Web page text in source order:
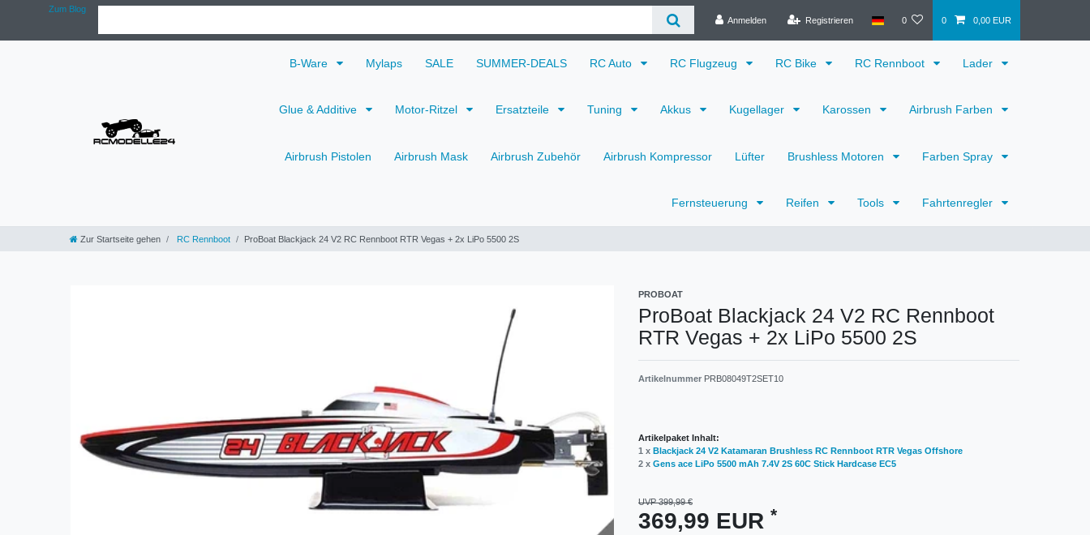
Zum Blog
Anmelden
Registrieren 0 0 0,00 EUR
B-Ware Mylaps SALE SUMMER-DEALS RC Auto RC Flugzeug RC Bike RC Rennboot Lader
Glue & Additive Motor-Ritzel Ersatzteile Tuning Akkus Kugellager Karossen Airbrush Farben
Airbrush Pistolen Airbrush Mask Airbrush Zubehör Airbrush Kompressor Lüfter Brushless Motoren Farben Spray
Fernsteuerung Reifen Tools Fahrtenregler
Zur Startseite gehen RC Rennboot ProBoat Blackjack 24 V2 RC Rennboot RTR Vegas + 2x LiPo 5500 2S
PROBOAT
ProBoat Blackjack 24 V2 RC Rennboot
RTR Vegas + 2x LiPo 5500 2S
Artikelnummer PRB08049T2SET10
Artikelpaket Inhalt:
1 x Blackjack 24 V2 Katamaran Brushless RC Rennboot RTR Vegas Offshore
2 x Gens ace LiPo 5500 mAh 7.4V 2S 60C Stick Hardcase EC5
UVP 399,99 €
369,99 EUR *